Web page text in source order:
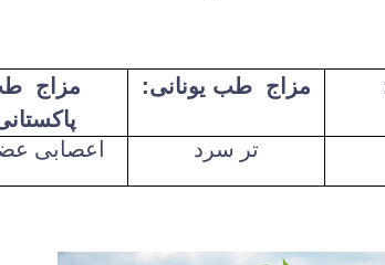
مزاج طب یونانی:
مزاج
تر سرد اعصابی